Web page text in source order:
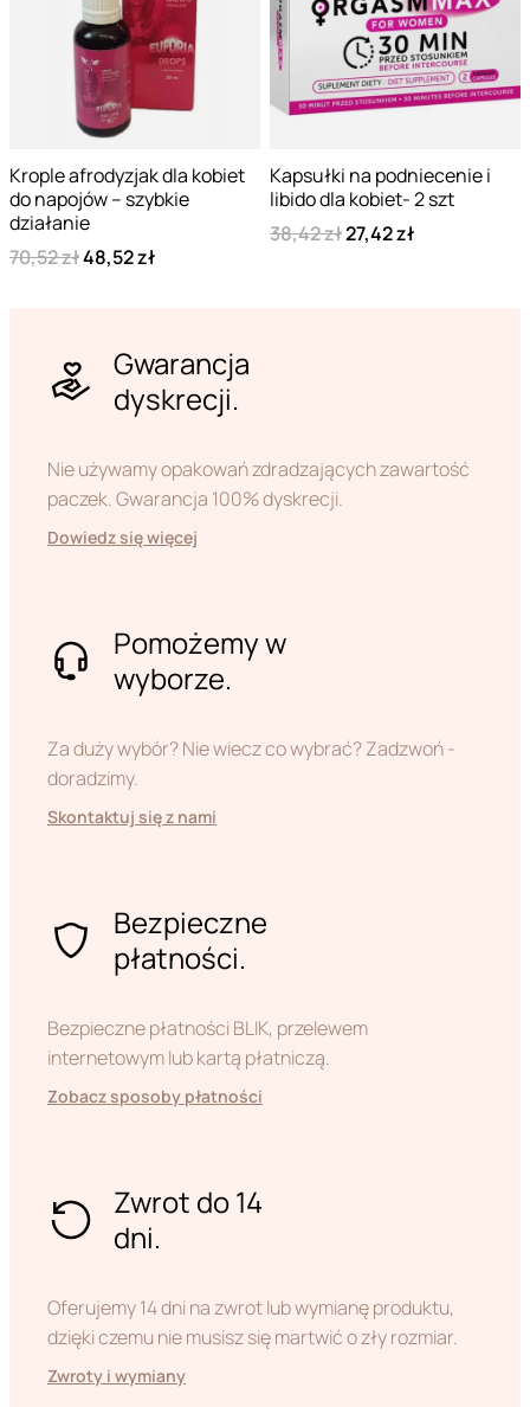
Krople afrodyzjak dla kobiet
do napojów – szybkie
działanie
70,52 zł48,52 zł
Kapsułki na podniecenie i
libido dla kobiet- 2 szt
38,42 zł27,42 zł
Gwarancja
dyskrecji.
Nie używamy opakowań zdradzających zawartość
paczek. Gwarancja 100% dyskrecji.
Dowiedz się więcej
Pomożemy w
wyborze.
Za duży wybór? Nie wiecz co wybrać? Zadzwoń -
doradzimy.
Skontaktuj się z nami
Bezpieczne
płatności.
Bezpieczne płatności BLIK, przelewem
internetowym lub kartą płatniczą.
Zobacz sposoby płatności
Zwrot do 14
dni.
Oferujemy 14 dni na zwrot lub wymianę produktu,
dzięki czemu nie musisz się martwić o zły rozmiar.
Zwroty i wymiany